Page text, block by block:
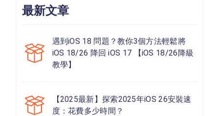
最新文章
遇到iOS 18 問題？教你3個方法輕鬆將
iOS 18/26 降回 iOS 17 【iOS 18/26降級
教學】
【2025最新】探索2025年iOS 26安裝速
度：花費多少時間？